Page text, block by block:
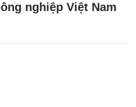
nghiệp Việt Nam